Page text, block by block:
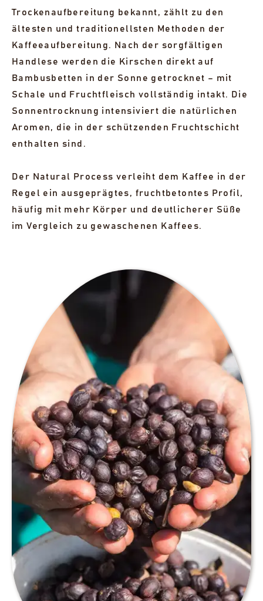
1 AUSVERKAUFTES LOT ANZEIGEN
Trockenaufbereitung bekannt, zählt zu den
ältesten und traditionellsten Methoden der
Kaffeeaufbereitung. Nach der sorgfältigen
Handlese werden die Kirschen direkt auf
Bambusbetten in der Sonne getrocknet – mit
Schale und Fruchtfleisch vollständig intakt. Die
Sonnentrocknung intensiviert die natürlichen
Aromen, die in der schützenden Fruchtschicht
enthalten sind.
Der Natural Process verleiht dem Kaffee in der
Regel ein ausgeprägtes, fruchtbetontes Profil,
häufig mit mehr Körper und deutlicherer Süße
im Vergleich zu gewaschenen Kaffees.